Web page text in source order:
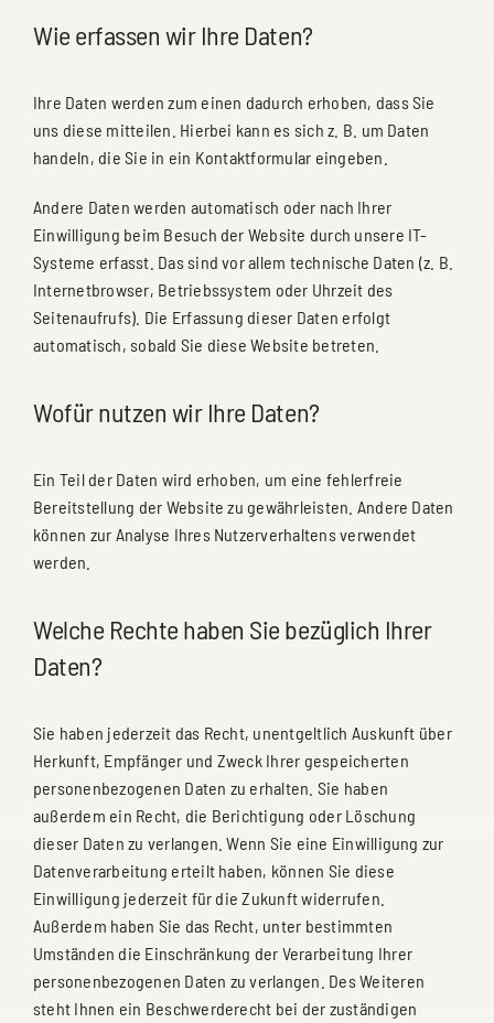
Wie erfassen wir Ihre Daten?
Ihre Daten werden zum einen dadurch erhoben, dass Sie
uns diese mitteilen. Hierbei kann es sich z. B. um Daten
handeln, die Sie in ein Kontaktformular eingeben.
Andere Daten werden automatisch oder nach Ihrer
Einwilligung beim Besuch der Website durch unsere IT-
Systeme erfasst. Das sind vor allem technische Daten (z. B.
Internetbrowser, Betriebssystem oder Uhrzeit des
Seitenaufrufs). Die Erfassung dieser Daten erfolgt
automatisch, sobald Sie diese Website betreten.
Wofür nutzen wir Ihre Daten?
Ein Teil der Daten wird erhoben, um eine fehlerfreie
Bereitstellung der Website zu gewährleisten. Andere Daten
können zur Analyse Ihres Nutzerverhaltens verwendet
werden.
Welche Rechte haben Sie bezüglich Ihrer
Daten?
Sie haben jederzeit das Recht, unentgeltlich Auskunft über
Herkunft, Empfänger und Zweck Ihrer gespeicherten
personenbezogenen Daten zu erhalten. Sie haben
außerdem ein Recht, die Berichtigung oder Löschung
dieser Daten zu verlangen. Wenn Sie eine Einwilligung zur
Datenverarbeitung erteilt haben, können Sie diese
Einwilligung jederzeit für die Zukunft widerrufen.
Außerdem haben Sie das Recht, unter bestimmten
Umständen die Einschränkung der Verarbeitung Ihrer
personenbezogenen Daten zu verlangen. Des Weiteren
steht Ihnen ein Beschwerderecht bei der zuständigen